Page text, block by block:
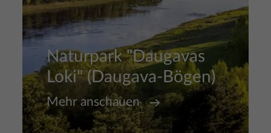
Naturpark "Daugavas
Loki" (Daugava-Bögen)
Mehr anschauen